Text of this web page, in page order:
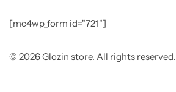
[mc4wp_form id="721"]
© 2026 Glozin store. All rights reserved.